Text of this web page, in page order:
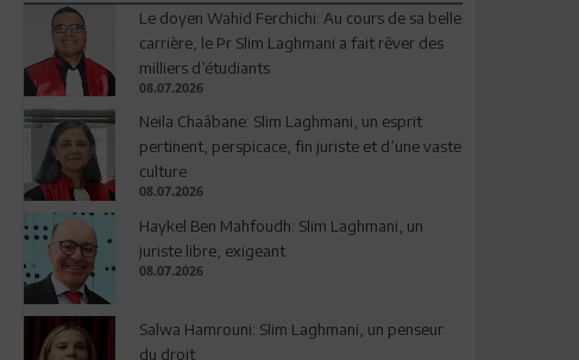
Le doyen Wahid Ferchichi: Au cours de sa belle
carrière, le Pr Slim Laghmani a fait rêver des
milliers d’étudiants
08.07.2026
Neila Chaâbane: Slim Laghmani, un esprit
pertinent, perspicace, fin juriste et d’une vaste
culture
08.07.2026
Haykel Ben Mahfoudh: Slim Laghmani, un
juriste libre, exigeant
08.07.2026
Salwa Hamrouni: Slim Laghmani, un penseur
du droit